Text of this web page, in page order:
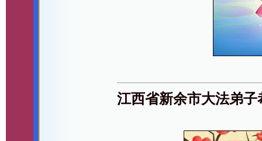
江西省新余市大法弟